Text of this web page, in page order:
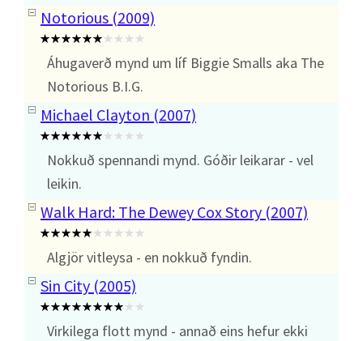
Notorious (2009)
Áhugaverð mynd um líf Biggie Smalls aka The
Notorious B.I.G.
Michael Clayton (2007)
Nokkuð spennandi mynd. Góðir leikarar - vel
leikin.
Walk Hard: The Dewey Cox Story (2007)
Algjör vitleysa - en nokkuð fyndin.
Sin City (2005)
Virkilega flott mynd - annað eins hefur ekki